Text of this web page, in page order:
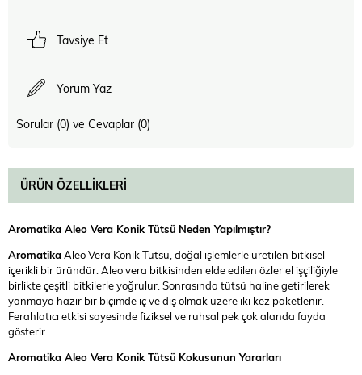
Tavsiye Et
Yorum Yaz
Sorular (0) ve Cevaplar (0)
ÜRÜN ÖZELLIKLERI
Aromatika Aleo Vera Konik Tütsü Neden Yapılmıştır?
AromatikaAleo Vera Konik Tütsü, doğal işlemlerle üretilen bitkisel
içerikli bir üründür. Aleo vera bitkisinden elde edilen özler el işçiliğiyle
birlikte çeşitli bitkilerle yoğrulur. Sonrasında tütsü haline getirilerek
yanmaya hazır bir biçimde iç ve dış olmak üzere iki kez paketlenir.
Ferahlatıcı etkisi sayesinde fiziksel ve ruhsal pek çok alanda fayda
gösterir.
Aromatika Aleo Vera Konik Tütsü Kokusunun Yararları